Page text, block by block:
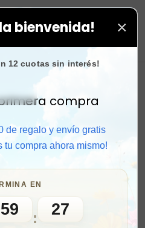
bienvenida! ×
12 cuotas sin interés!
sonido compra
de regalo y envío gratis
tu compra ahora mismo!
EN
59 :
25
🚚 Envío gratis + 🎁